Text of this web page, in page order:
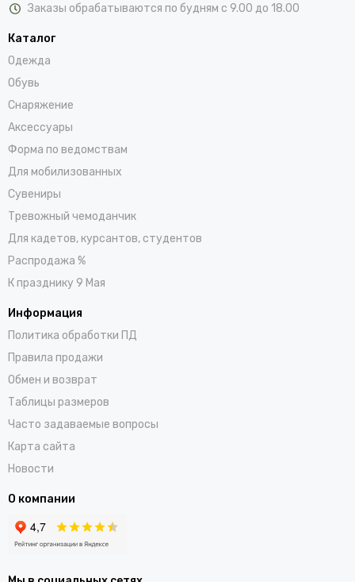
Заказы обрабатываются по будням с 9.00 до 18.00
Каталог
Одежда
Обувь
Снаряжение
Аксессуары
Форма по ведомствам
Для мобилизованных
Сувениры
Тревожный чемоданчик
Для кадетов, курсантов, студентов
Распродажа %
К празднику 9 Мая
Информация
Политика обработки ПД
Правила продажи
Обмен и возврат
Таблицы размеров
Часто задаваемые вопросы
Карта сайта
Новости
О компании